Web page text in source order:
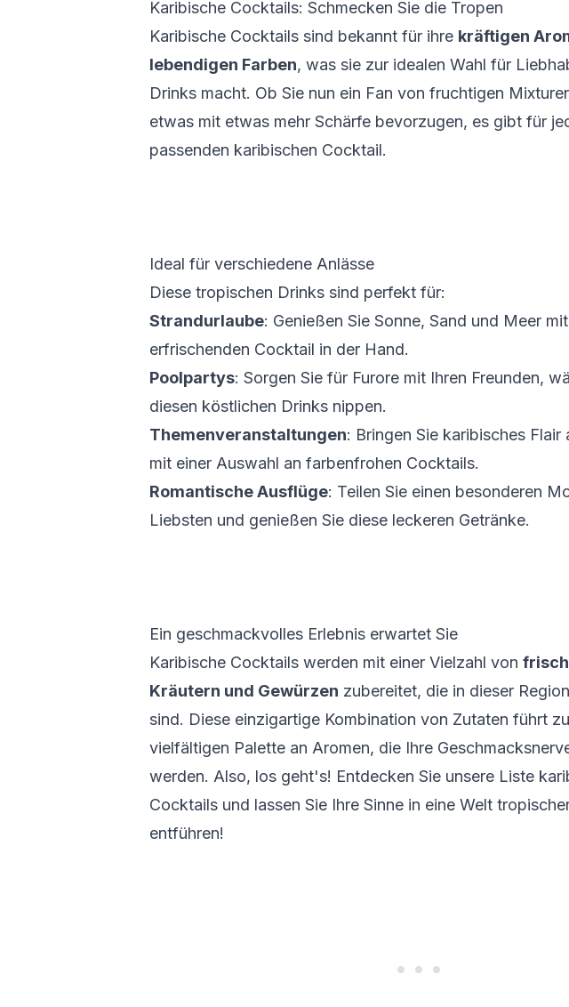
Karibische Cocktails: Schmecken Sie die Tropen
Karibische Cocktails sind bekannt für ihre kräftigen
lebendigen Farben, was sie zur idealen Wahl für
Drinks macht. Ob Sie nun ein Fan von fruchtigen
etwas mit etwas mehr Schärfe bevorzugen, es gibt für
passenden karibischen Cocktail.
Ideal für verschiedene Anlässe
Diese tropischen Drinks sind perfekt für:
Strandurlaube: Genießen Sie Sonne, Sand und Meer
erfrischenden Cocktail in der Hand.
Poolpartys: Sorgen Sie für Furore mit Ihren Freunden,
diesen köstlichen Drinks nippen.
Themenveranstaltungen: Bringen Sie karibisches Flair
mit einer Auswahl an farbenfrohen Cocktails.
Romantische Ausflüge: Teilen Sie einen besonderen
Liebsten und genießen Sie diese leckeren Getränke.
Ein geschmackvolles Erlebnis erwartet Sie
Karibische Cocktails werden mit einer Vielzahl von
Kräutern und Gewürzen zubereitet, die in dieser
sind. Diese einzigartige Kombination von Zutaten führt
vielfältigen Palette an Aromen, die Ihre
werden. Also, los geht's! Entdecken Sie unsere Liste
Cocktails und lassen Sie Ihre Sinne in eine Welt
entführen!